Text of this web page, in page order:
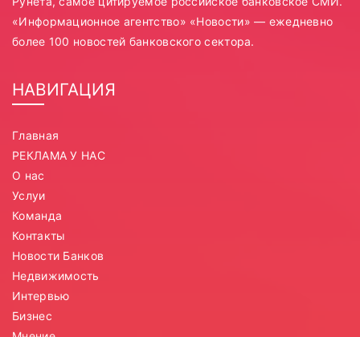
«Информационное агентство» «Новости» — ежедневно
более 100 новостей банковского сектора.
НАВИГАЦИЯ
Главная
РЕКЛАМА У НАС
О нас
Услуи
Команда
Контакты
Новости Банков
Недвижимость
Интервью
Бизнес